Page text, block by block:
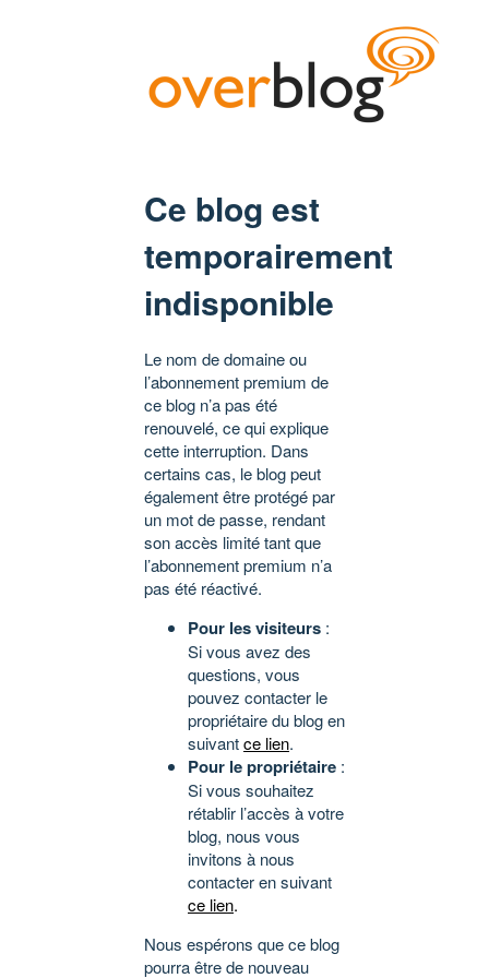
Ce blog est
temporairement
indisponible
Le nom de domaine ou
l’abonnement premium de
ce blog n’a pas été
renouvelé, ce qui explique
cette interruption. Dans
certains cas, le blog peut
également être protégé par
un mot de passe, rendant
son accès limité tant que
l’abonnement premium n’a
pas été réactivé.
Pour les visiteurs :
Si vous avez des
questions, vous
pouvez contacter le
propriétaire du blog en
suivantce lien.
Pour le propriétaire :
Si vous souhaitez
rétablir l’accès à votre
blog, nous vous
invitons à nous
contacter en suivant
ce lien.
Nous espérons que ce blog
pourra être de nouveau